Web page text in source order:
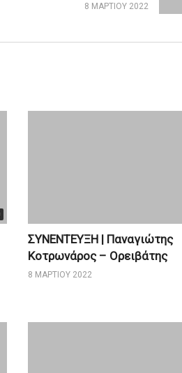
8 ΜΑΡΤΊΟΥ 2022
ΣΥΝΕΝΤΕΥΞΗ | Παναγιώτης
Κοτρωνάρος – Ορειβάτης
8 ΜΑΡΤΊΟΥ 2022